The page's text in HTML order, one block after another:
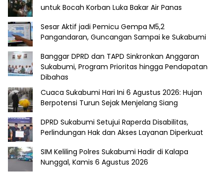
untuk Bocah Korban Luka Bakar Air Panas
Sesar Aktif jadi Pemicu Gempa M5,2
Pangandaran, Guncangan Sampai ke Sukabumi
Banggar DPRD dan TAPD Sinkronkan Anggaran
Sukabumi, Program Prioritas hingga Pendapatan
Dibahas
Cuaca Sukabumi Hari Ini 6 Agustus 2026: Hujan
Berpotensi Turun Sejak Menjelang Siang
DPRD Sukabumi Setujui Raperda Disabilitas,
Perlindungan Hak dan Akses Layanan Diperkuat
SIM Keliling Polres Sukabumi Hadir di Kalapa
Nunggal, Kamis 6 Agustus 2026